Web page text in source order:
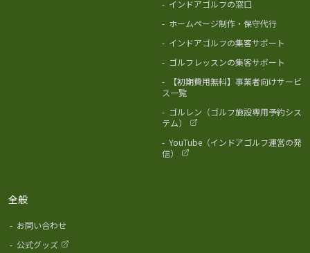
- インドアゴルフの窓口
- ホームページ制作・保守代行
- インドアゴルフの集客サポート
- ゴルフレッスンの集客サポート
-
【初期費用無料】事業者向けサービ
ス一覧
- ゴルレン（ゴルフ施設専用予約シス
テム）
- YouTube（インドアゴルフ運営の発
信）
全般
- お問い合わせ
- 公式グッズ